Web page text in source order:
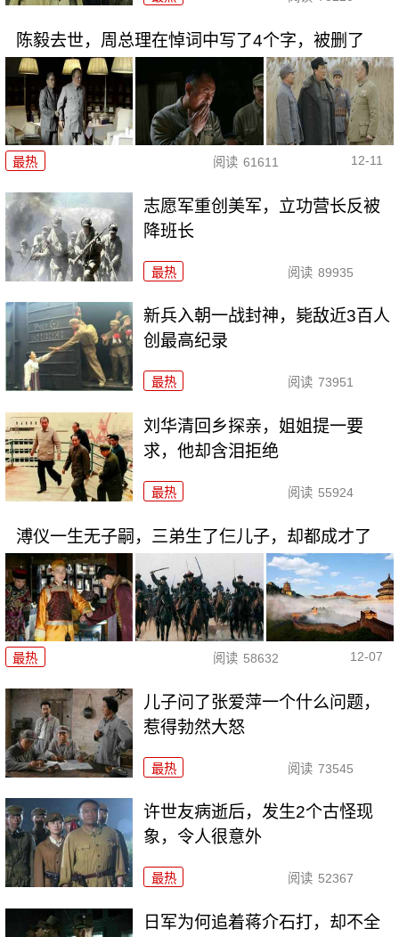
陈毅去世，周总理在悼词中写了4个字，被删了
最热 阅读 61611 12-11
志愿军重创美军，立功营长反被
降班长
最热 阅读 89935
新兵入朝一战封神，毙敌近3百人
创最高纪录
最热 阅读 73951
刘华清回乡探亲，姐姐提一要
求，他却含泪拒绝
最热 阅读 55924
溥仪一生无子嗣，三弟生了仨儿子，却都成才了
最热 阅读 58632 12-07
儿子问了张爱萍一个什么问题，
惹得勃然大怒
最热 阅读 73545
许世友病逝后，发生2个古怪现
象，令人很意外
最热 阅读 52367
日军为何追着蒋介石打，却不全